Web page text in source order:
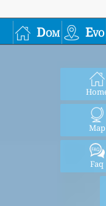
Dom Evo
Map
Faq